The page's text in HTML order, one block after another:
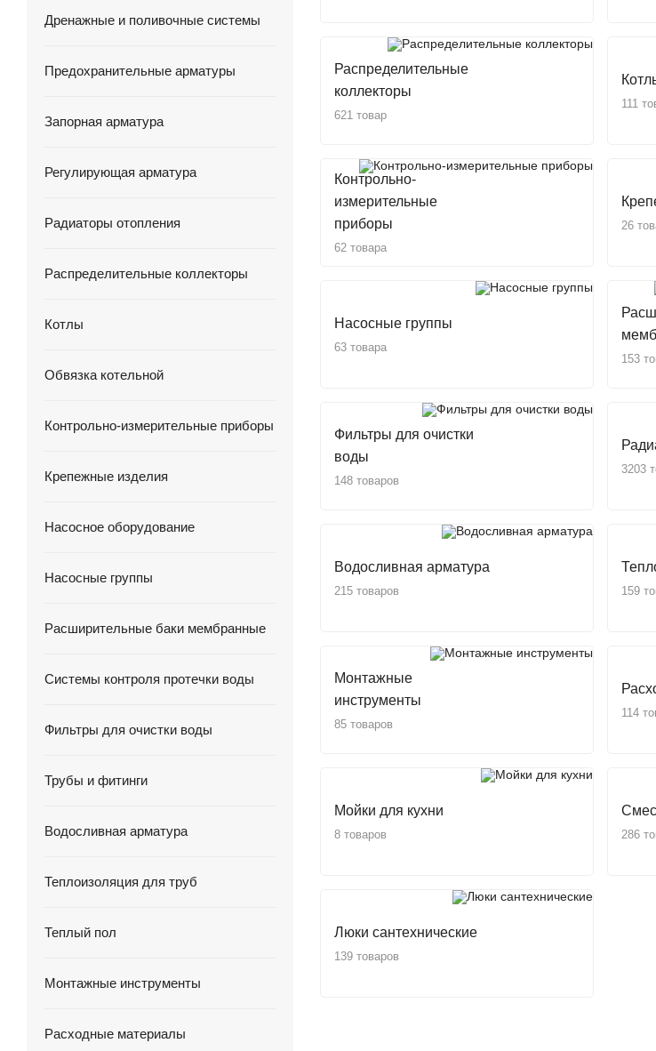
Дренажные и поливочные системы
Предохранительные арматуры
Запорная арматура
Регулирующая арматура
Радиаторы отопления
Распределительные коллекторы
Котлы
Обвязка котельной
Контрольно-измерительные приборы
Крепежные изделия
Насосное оборудование
Насосные группы
Расширительные баки мембранные
Системы контроля протечки воды
Фильтры для очистки воды
Трубы и фитинги
Водосливная арматура
Теплоизоляция для труб
Теплый пол
Монтажные инструменты
Расходные материалы
Распределительные
коллекторы
621 товар
111
Контрольно-
измерительные
приборы
62 товара
26
Насосные группы
63 товара
153
Фильтры для очистки
воды
148 товаров
3203
Водосливная арматура
215 товаров 159
Монтажные
инструменты
85 товаров
114
Мойки для кухни
8 товаров 286
Люки сантехнические
139 товаров